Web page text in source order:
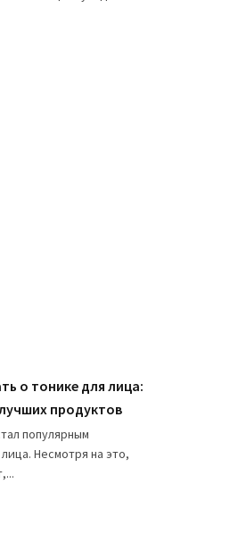
о тонике для лица:
продуктов
популярным
Несмотря на это,